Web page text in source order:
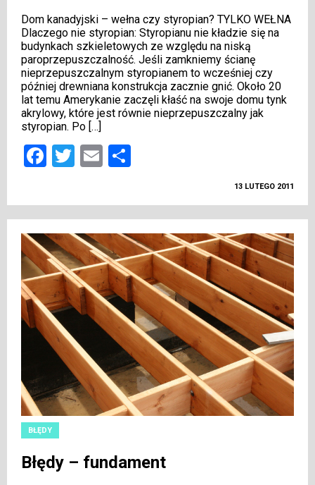
Dom kanadyjski – wełna czy styropian? TYLKO WEŁNA
Dlaczego nie styropian: Styropianu nie kładzie się na
budynkach szkieletowych ze względu na niską
paroprzepuszczalność. Jeśli zamkniemy ścianę
nieprzepuszczalnym styropianem to wcześniej czy
później drewniana konstrukcja zacznie gnić. Około 20
lat temu Amerykanie zaczęli kłaść na swoje domu tynk
akrylowy, które jest równie nieprzepuszczalny jak
styropian. Po […]
Facebook
Twitter
Email
13 LUTEGO 2011
BŁĘDY
Błędy – fundament